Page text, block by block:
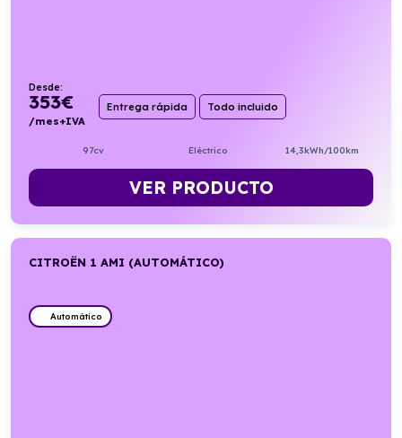
Desde:
353€
/mes+IVA
Entrega rápida Todo incluido
97cv Eléctrico 14,3kWh/100km
VER PRODUCTO
CITROËN 1 AMI (AUTOMÁTICO)
Automático